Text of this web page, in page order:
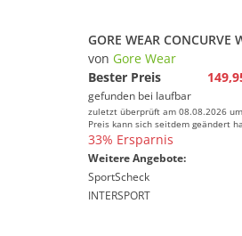
von Gore Wear
Bester Preis
gefunden bei laufbar
zuletzt überprüft am 08.08.2026
Preis kann sich seitdem geändert
33% Ersparnis
Weitere Angebote:
SportScheck
INTERSPORT